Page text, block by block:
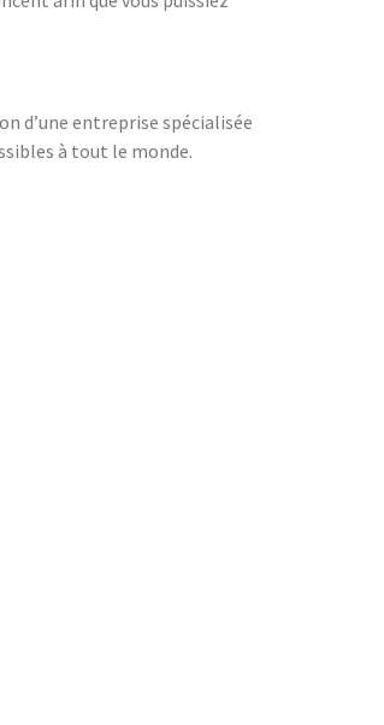
d’une entreprise spécialisée
à tout le monde.